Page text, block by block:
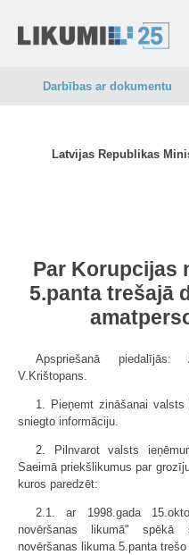
Darbības ar dokumentu
Latvijas Republikas
Par Korupcijas
5.panta trešajā
Apspriešanā piedalījās:
V.Krištopans.
1. Pieņemt zināšanai
sniegto informāciju.
2. Pilnvarot valsts
Saeimā priekšlikumus par
kuros paredzēt:
2.1. ar 1998.gada
novēršanas likumā" spēkā
novēršanas likuma 5.panta trešo